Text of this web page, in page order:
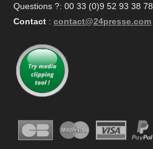
Questions ?: 00 33 (0)9 52 93 38 78
Contact : contact@24presse.com